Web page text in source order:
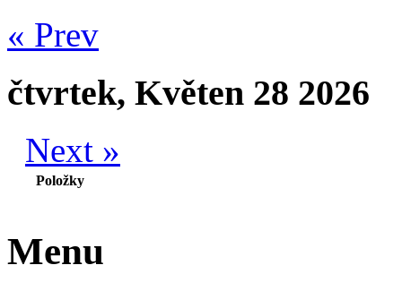
« Prev
čtvrtek, Květen 28 2026
Next »
Položky
Menu